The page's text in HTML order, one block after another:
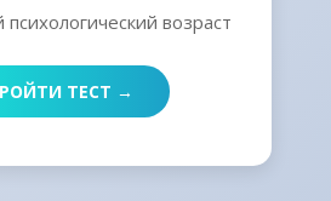
возраст
ТЕСТ →